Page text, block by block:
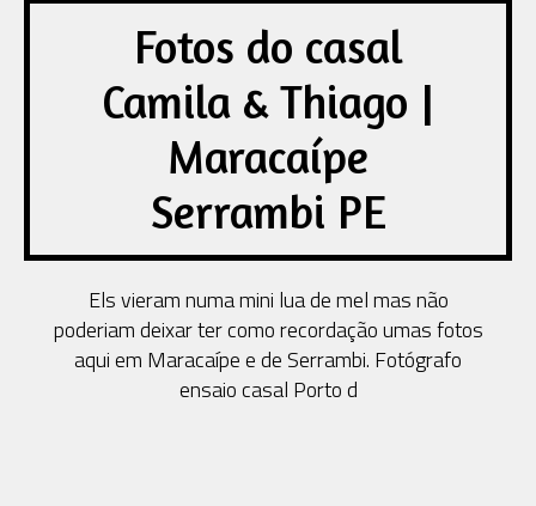
Fotos do casal
Camila & Thiago |
Maracaípe
Serrambi PE
Els vieram numa mini lua de mel mas não
poderiam deixar ter como recordação umas fotos
aqui em Maracaípe e de Serrambi. Fotógrafo
ensaio casal Porto d